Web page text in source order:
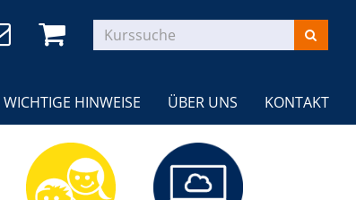
WICHTIGE HINWEISE ÜBER UNS KONTAKT